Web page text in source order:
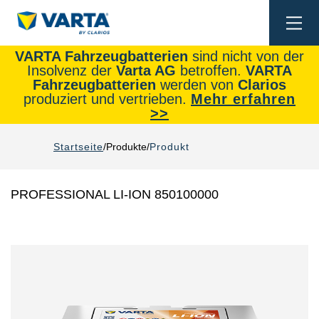
VARTA Fahrzeugbatterien sind nicht von der
Insolvenz der Varta AG betroffen. VARTA
Fahrzeugbatterien werden von Clarios
produziert und vertrieben. Mehr erfahren
>>
Startseite Produkte Produkt
PROFESSIONAL LI-ION 850100000